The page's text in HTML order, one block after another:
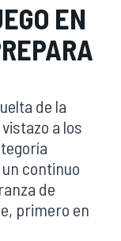
EN
de la
a los
continuo
de
primero en